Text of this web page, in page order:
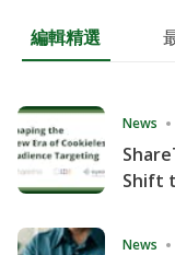
編輯精選
News
Shift
News